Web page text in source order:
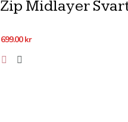
Zip Midlayer
699.00kr